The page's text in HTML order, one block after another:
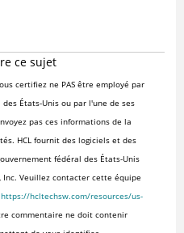
ce sujet
certifiez ne PAS être employé par
États-Unis ou par l'une de ses
pas ces informations de la
HCL fournit des logiciels et des
fédéral des États-Unis
Inc. Veuillez contacter cette équipe
https://hcltechsw.com/resources/us-
commentaire ne doit contenir